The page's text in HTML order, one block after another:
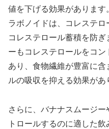
値を下げる効果がありま
ラボノイドは、コレステ
コレステロール蓄積を防
ーもコレステロールをコ
あり、食物繊維が豊富に
ルの吸収を抑える効果があ
さらに、バナナスムージ
トロールするのに適した